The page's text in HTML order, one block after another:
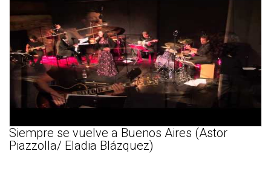
Siempre se vuelve a Buenos Aires (Astor
Piazzolla/ Eladia Blázquez)